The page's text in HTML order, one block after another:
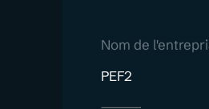
Nom de
PEF2